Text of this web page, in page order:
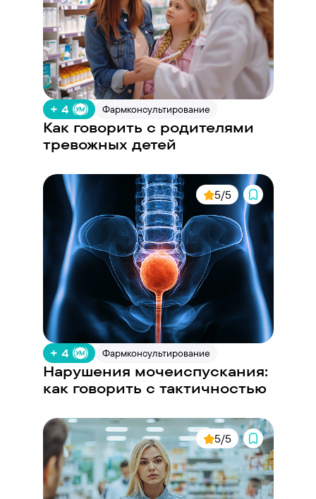
+ 4 Фармконсультирование
Как говорить с родителями
тревожных детей
5/5
+ 4 Фармконсультирование
Нарушения мочеиспускания:
как говорить с тактичностью
5/5